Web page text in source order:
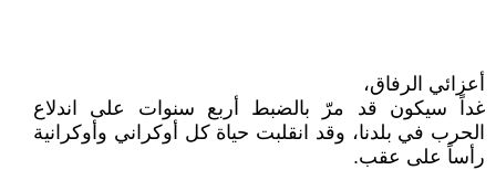
أعزائي الرفاق،
غداً سيكون قد مرّ بالضبط أربع سنوات على اندلاع
الحرب في بلدنا، وقد انقلبت حياة كل أوكراني وأوكرانية
رأساً على عقب.